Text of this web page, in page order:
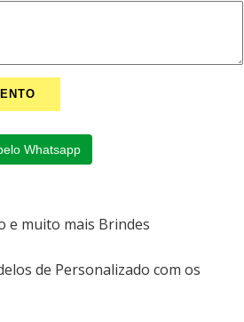
Whatsapp
e muito mais Brindes
de Personalizado com os